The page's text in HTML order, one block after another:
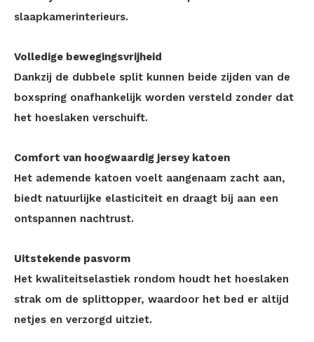
slaapkamerinterieurs.
Volledige bewegingsvrijheid
Dankzij de dubbele split kunnen beide zijden van de
boxspring onafhankelijk worden versteld zonder dat
het hoeslaken verschuift.
Comfort van hoogwaardig jersey katoen
Het ademende katoen voelt aangenaam zacht aan,
biedt natuurlijke elasticiteit en draagt bij aan een
ontspannen nachtrust.
Uitstekende pasvorm
Het kwaliteitselastiek rondom houdt het hoeslaken
strak om de splittopper, waardoor het bed er altijd
netjes en verzorgd uitziet.